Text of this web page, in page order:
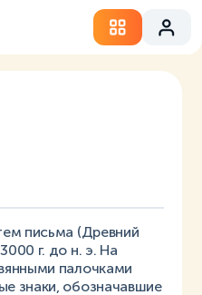
письма (Древний
г. до н. э. На
палочками
знаки, обозначавшие